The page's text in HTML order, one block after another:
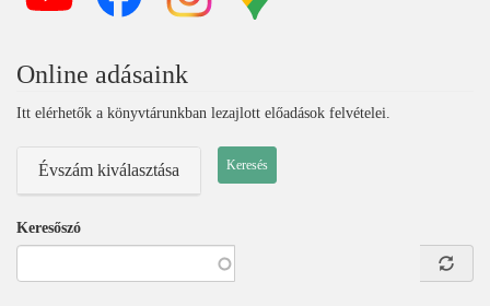
Online adásaink
Itt elérhetők a könyvtárunkban lezajlott előadások felvételei.
Évszám kiválasztása
Keresőszó